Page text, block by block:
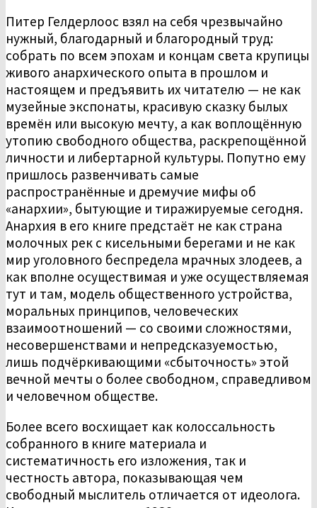
Питер Гелдерлоос взял на себя чрезвычайно
нужный, благодарный и благородный труд:
собрать по всем эпохам и концам света крупицы
живого анархического опыта в прошлом и
настоящем и предъявить их читателю — не как
музейные экспонаты, красивую сказку былых
времён или высокую мечту, а как воплощённую
утопию свободного общества, раскрепощённой
личности и либертарной культуры. Попутно ему
пришлось развенчивать самые
распространённые и дремучие мифы об
«анархии», бытующие и тиражируемые сегодня.
Анархия в его книге предстаёт не как страна
молочных рек с кисельными берегами и не как
мир уголовного беспредела мрачных злодеев, а
как вполне осуществимая и уже осуществляемая
тут и там, модель общественного устройства,
моральных принципов, человеческих
взаимоотношений — со своими сложностями,
несовершенствами и непредсказуемостью,
лишь подчёркивающими «сбыточность» этой
вечной мечты о более свободном, справедливом
и человечном обществе.
Более всего восхищает как колоссальность
собранного в книге материала и
систематичность его изложения, так и
честность автора, показывающая чем
свободный мыслитель отличается от идеолога.